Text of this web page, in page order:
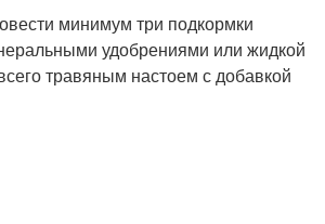
минимум три подкормки
удобрениями или жидкой
травяным настоем с добавкой